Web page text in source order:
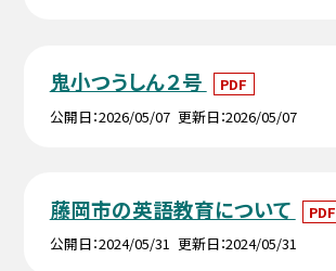
鬼小つうしん２号
PDF
公開日 2026/05/07 更新日 2026/05/07
藤岡市の英語教育について
PDF
公開日 2024/05/31 更新日 2024/05/31